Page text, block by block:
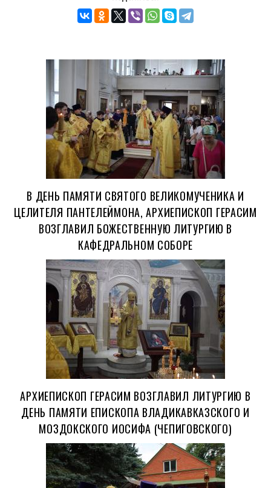
В ДЕНЬ ПАМЯТИ СВЯТОГО ВЕЛИКОМУЧЕНИКА И
ЦЕЛИТЕЛЯ ПАНТЕЛЕЙМОНА, АРХИЕПИСКОП ГЕРАСИМ
ВОЗГЛАВИЛ БОЖЕСТВЕННУЮ ЛИТУРГИЮ В
КАФЕДРАЛЬНОМ СОБОРЕ
АРХИЕПИСКОП ГЕРАСИМ ВОЗГЛАВИЛ ЛИТУРГИЮ В
ДЕНЬ ПАМЯТИ ЕПИСКОПА ВЛАДИКАВКАЗСКОГО И
МОЗДОКСКОГО ИОСИФА (ЧЕПИГОВСКОГО)